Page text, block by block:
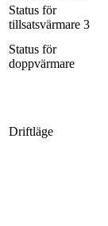
Status för
tillsatsvärmare 3
Status för
doppvärmare
Driftläge